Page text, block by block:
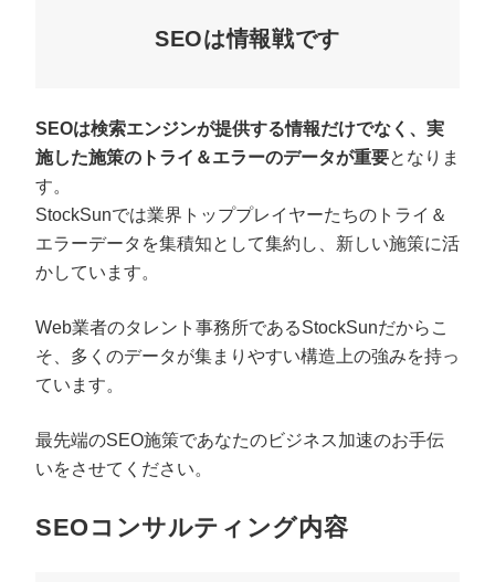
SEOは情報戦です
SEOは検索エンジンが提供する情報だけでなく、実
施した施策のトライ＆エラーのデータが重要となりま
す。
StockSunでは業界トッププレイヤーたちのトライ＆
エラーデータを集積知として集約し、新しい施策に活
かしています。
Web業者のタレント事務所であるStockSunだからこ
そ、多くのデータが集まりやすい構造上の強みを持っ
ています。
最先端のSEO施策であなたのビジネス加速のお手伝
いをさせてください。
SEOコンサルティング内容